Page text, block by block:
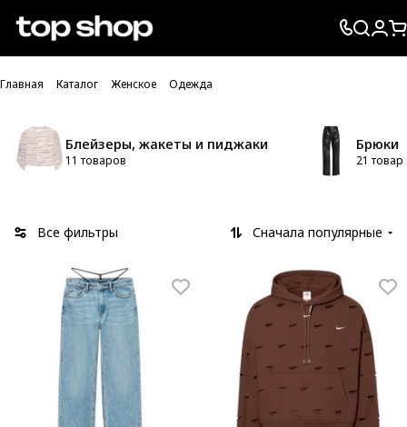
Проверка хлебных крошек
Главная Каталог Женское Одежда
Блейзеры, жакеты и пиджаки
11 товаров
Брюки
21 товар
Все фильтры Сначала популярные